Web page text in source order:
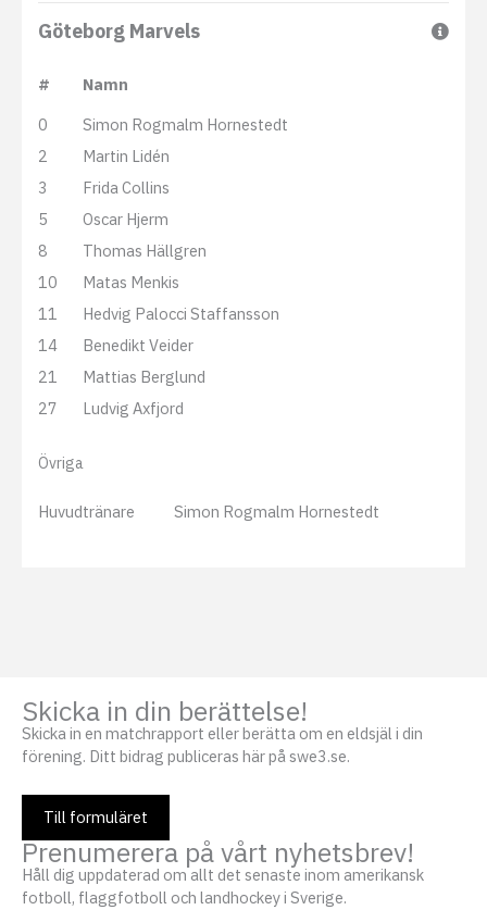
Göteborg Marvels
#
Namn
0
Simon Rogmalm Hornestedt
2
Martin Lidén
3
Frida Collins
5
Oscar Hjerm
8
Thomas Hällgren
10
Matas Menkis
11
Hedvig Palocci Staffansson
14
Benedikt Veider
21
Mattias Berglund
27
Ludvig Axfjord
Övriga
Huvudtränare Simon Rogmalm Hornestedt
Skicka in din berättelse!
Skicka in en matchrapport eller berätta om en eldsjäl i din
förening. Ditt bidrag publiceras här på swe3.se.
Till formuläret
Prenumerera på vårt nyhetsbrev!
Håll dig uppdaterad om allt det senaste inom amerikansk
fotboll, flaggfotboll och landhockey i Sverige.